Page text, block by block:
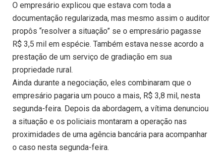
O empresário explicou que estava com toda a
documentação regularizada, mas mesmo assim o auditor
propôs “resolver a situação” se o empresário pagasse
R$ 3,5 mil em espécie. Também estava nesse acordo a
prestação de um serviço de gradiação em sua
propriedade rural.
Ainda durante a negociação, eles combinaram que o
empresário pagaria um pouco a mais, R$ 3,8 mil, nesta
segunda-feira. Depois da abordagem, a vítima denunciou
a situação e os policiais montaram a operação nas
proximidades de uma agência bancária para acompanhar
o caso nesta segunda-feira.